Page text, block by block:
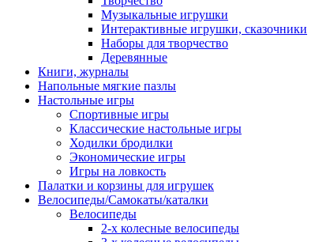
Музыкальные игрушки
Интерактивные игрушки, сказочники
Наборы для творчество
Деревянные
Книги, журналы
Напольные мягкие пазлы
Настольные игры
Спортивные игры
Классические настольные игры
Ходилки бродилки
Экономические игры
Игры на ловкость
Палатки и корзины для игрушек
Велосипеды/Самокаты/каталки
Велосипеды
2-х колесные велосипеды